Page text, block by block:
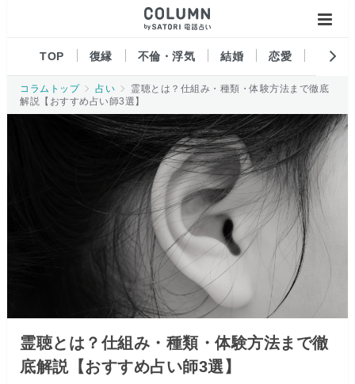
TOP 復縁 不倫・浮気 結婚 恋愛 スピ
コラムトップ 占い
霊聴とは？仕組み・種類・体験方法まで徹底
解説【おすすめ占い師3選】
霊聴とは？仕組み・種類・体験方法まで徹
底解説【おすすめ占い師3選】